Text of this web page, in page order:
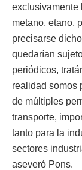
exclusivamente
metano, etano,
precisarse
quedarían
periódicos,
realidad somos
de múltiples
transporte,
tanto para la
sectores
aseveró Pons.